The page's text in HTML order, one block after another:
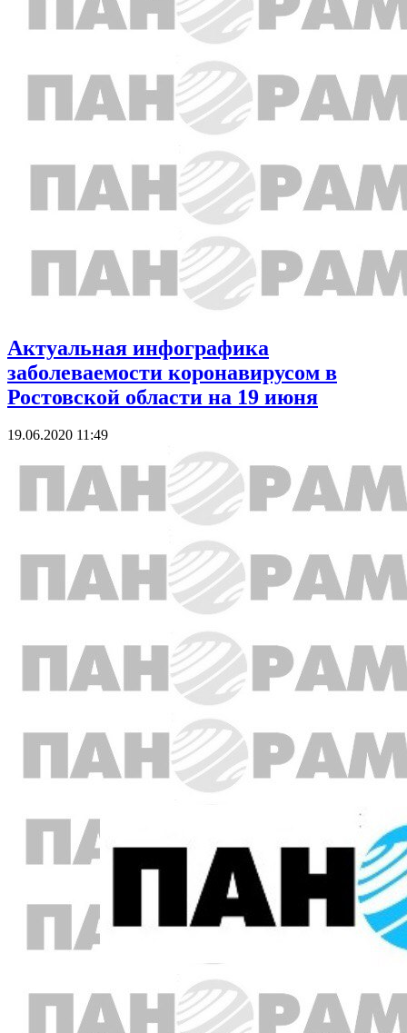
Актуальная инфографика
заболеваемости коронавирусом в
Ростовской области на 19 июня
19.06.2020 11:49